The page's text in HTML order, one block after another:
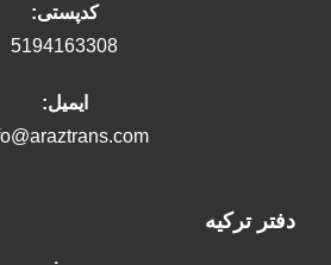
کدپستی:
5194163308
ایمیل:
info@araztrans.com
دفتر ترکیه